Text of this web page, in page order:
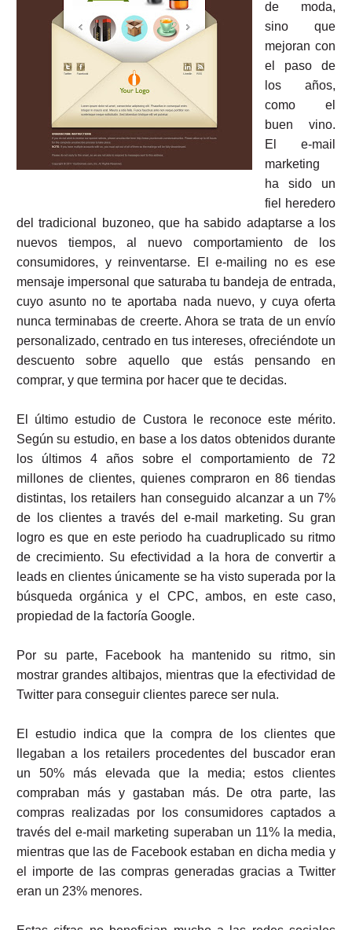
de moda,
sino que
mejoran con
el paso de
los años,
como el
buen vino.
El e-mail
marketing
ha sido un
fiel heredero
del tradicional buzoneo, que ha sabido adaptarse a los
nuevos tiempos, al nuevo comportamiento de los
consumidores, y reinventarse. El e-mailing no es ese
mensaje impersonal que saturaba tu bandeja de entrada,
cuyo asunto no te aportaba nada nuevo, y cuya oferta
nunca terminabas de creerte. Ahora se trata de un envío
personalizado, centrado en tus intereses, ofreciéndote un
descuento sobre aquello que estás pensando en
comprar, y que termina por hacer que te decidas.
El último estudio de Custora le reconoce este mérito.
Según su estudio, en base a los datos obtenidos durante
los últimos 4 años sobre el comportamiento de 72
millones de clientes, quienes compraron en 86 tiendas
distintas, los retailers han conseguido alcanzar a un 7%
de los clientes a través del e-mail marketing. Su gran
logro es que en este periodo ha cuadruplicado su ritmo
de crecimiento. Su efectividad a la hora de convertir a
leads en clientes únicamente se ha visto superada por la
búsqueda orgánica y el CPC, ambos, en este caso,
propiedad de la factoría Google.
Por su parte, Facebook ha mantenido su ritmo, sin
mostrar grandes altibajos, mientras que la efectividad de
Twitter para conseguir clientes parece ser nula.
El estudio indica que la compra de los clientes que
llegaban a los retailers procedentes del buscador eran
un 50% más elevada que la media; estos clientes
compraban más y gastaban más. De otra parte, las
compras realizadas por los consumidores captados a
través del e-mail marketing superaban un 11% la media,
mientras que las de Facebook estaban en dicha media y
el importe de las compras generadas gracias a Twitter
eran un 23% menores.